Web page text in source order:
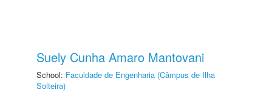
Suely Cunha Amaro Mantovani
School: Faculdade de Engenharia (Câmpus de Ilha
Solteira)